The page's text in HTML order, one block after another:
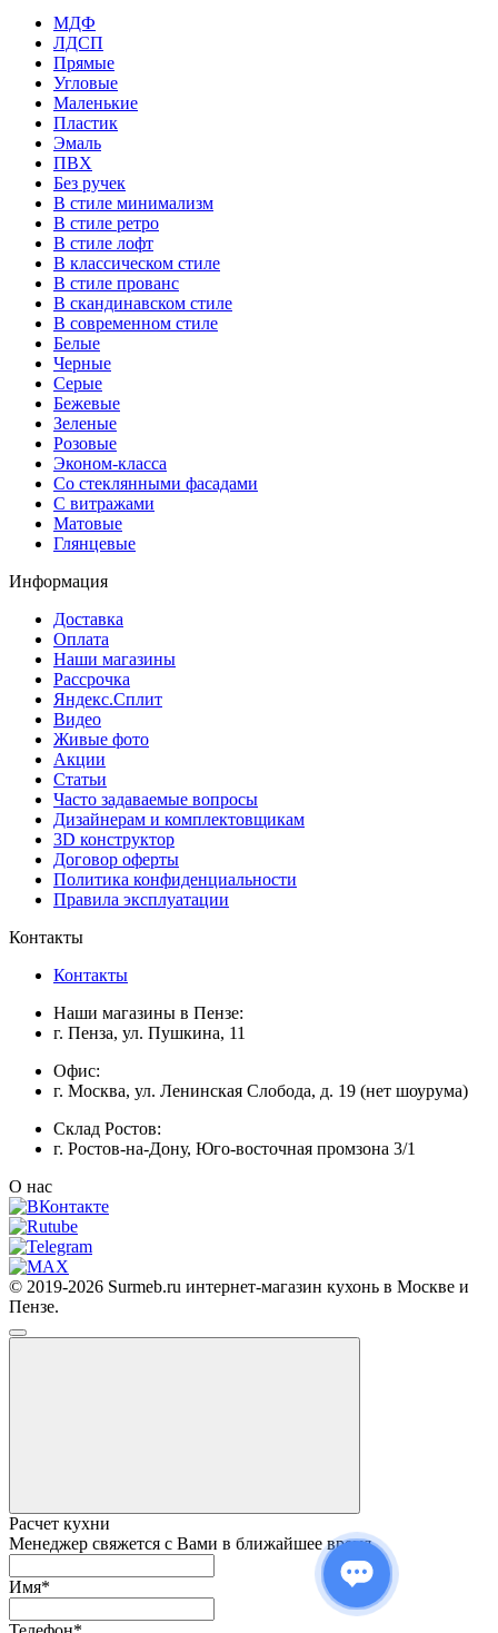
МДФ
ЛДСП
Прямые
Угловые
Маленькие
Пластик
Эмаль
ПВХ
Без ручек
В стиле минимализм
В стиле ретро
В стиле лофт
В классическом стиле
В стиле прованс
В скандинавском стиле
В современном стиле
Белые
Черные
Серые
Бежевые
Зеленые
Розовые
Эконом-класса
Со стеклянными фасадами
С витражами
Матовые
Глянцевые
Информация
Доставка
Оплата
Наши магазины
Рассрочка
Яндекс.Сплит
Видео
Живые фото
Акции
Статьи
Часто задаваемые вопросы
Дизайнерам и комплектовщикам
3D конструктор
Договор оферты
Политика конфиденциальности
Правила эксплуатации
Контакты
Контакты
Наши магазины в Пензе:
г. Пенза, ул. Пушкина, 11
Офис:
г. Москва, ул. Ленинская Слобода, д. 19 (нет шоурума)
Склад Ростов:
г. Ростов-на-Дону, Юго-восточная промзона 3/1
О нас
© 2019-2026 Surmeb.ru интернет-магазин кухонь в Москве и
Пензе.
Расчет кухни
Менеджер свяжется с Вами в ближайшее время
Имя*